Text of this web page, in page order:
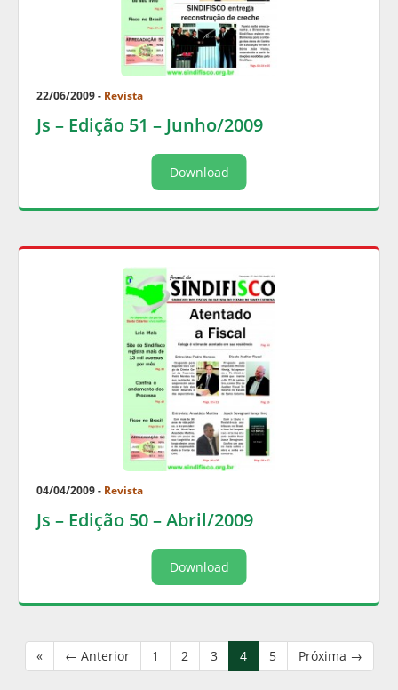
22/06/2009 - Revista
Js – Edição 51 – Junho/2009
Download
04/04/2009 - Revista
Js – Edição 50 – Abril/2009
Download
« ← Anterior 1 2 3 4 5 Próxima →